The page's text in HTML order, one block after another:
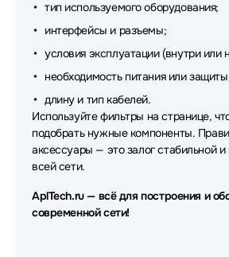
Аксессуары для сетевого
Аксессуары для сетевого
Solutions
Аксессуары для сетевого
Аксессуары для сетевого
Аксессуары для сетевого
Аксессуары для сетевого
тип используемого оборудования;
интерфейсы и разъемы;
условия эксплуатации (внутри или
необходимость питания или
длину и тип кабелей.
Используйте фильтры на странице,
подобрать нужные компоненты.
аксессуары — это залог стабильной
всей сети.
AplTech.ru — всё для построения и
современной сети!